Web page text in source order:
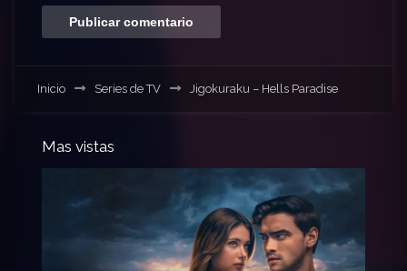
Inicio Series de TV Jigokuraku – Hells Paradise
Mas vistas